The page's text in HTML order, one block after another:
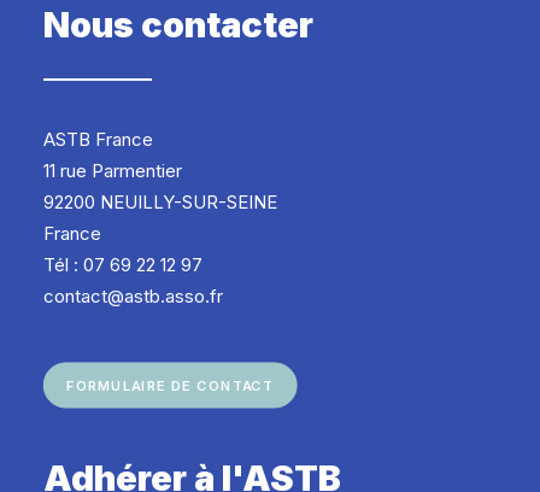
Nous contacter
ASTB France
11 rue Parmentier
92200 NEUILLY-SUR-SEINE
France
Tél : 07 69 22 12 97
contact@astb.asso.fr
FORMULAIRE DE CONTACT
Adhérer à l'ASTB